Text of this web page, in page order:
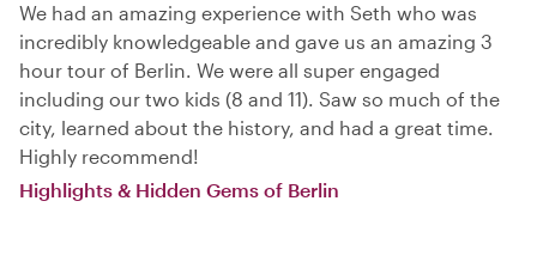
We had an amazing experience with Seth who was
incredibly knowledgeable and gave us an amazing 3
hour tour of Berlin. We were all super engaged
including our two kids (8 and 11). Saw so much of the
city, learned about the history, and had a great time.
Highly recommend!
Highlights & Hidden Gems of Berlin